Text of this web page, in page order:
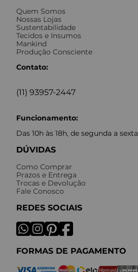
Quem Somos
Nossas Lojas
Sustentabilidade
Tecidos e Insumos
Mankind
Produção Consciente
Contato:
(11) 93957-2447
Funcionamento:
Das 10h às 18h, de segunda a sexta
DÚVIDAS
Como Comprar
Prazos e Entrega
Trocas e Devolução
Fale Conosco
REDES SOCIAIS
FORMAS DE PAGAMENTO